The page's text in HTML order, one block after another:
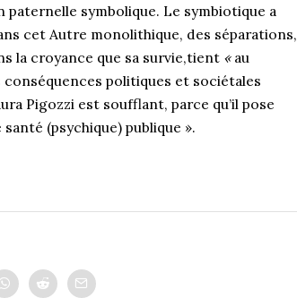
symbolique. Le symbiotique a
cet Autre monolithique, des séparations,
la croyance que sa survie,tient« au
conséquences politiques et sociétales
Pigozzi est soufflant, parce qu’il pose
(psychique) publique ».